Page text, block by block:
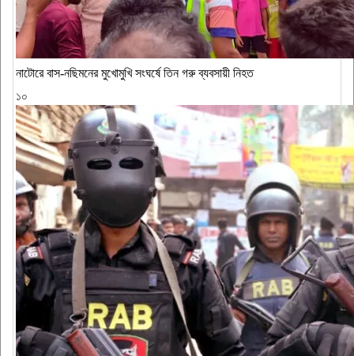
নাটোরে বাস-নছিমনের মুখোমুখি সংঘর্ষে তিন গরু ব্যবসায়ী নিহত
১০